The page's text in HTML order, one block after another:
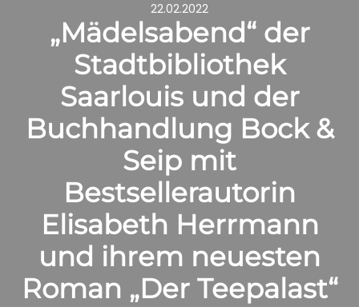
22.02.2022
„Mädelsabend“ der
Stadtbibliothek
Saarlouis und der
Buchhandlung Bock &
Seip mit
Bestsellerautorin
Elisabeth Herrmann
und ihrem neuesten
Roman „Der Teepalast“